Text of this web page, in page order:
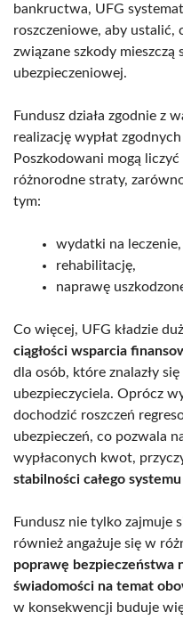
bankructwa, UFG
roszczeniowe, aby ustalić,
związane szkody
ubezpieczeniowej.
Fundusz działa zgodnie z
realizację wypłat zgodnych
Poszkodowani mogą
różnorodne straty,
tym:
wydatki na leczenie,
rehabilitację,
naprawę
Co więcej, UFG kładzie
ciągłości wsparcia
dla osób, które znalazły
ubezpieczyciela. Oprócz
dochodzić roszczeń
ubezpieczeń, co pozwala
wypłaconych kwot,
stabilności całego
Fundusz nie tylko zajmuje
również angażuje się w
poprawę bezpieczeństwa
świadomości na temat
w konsekwencji buduje